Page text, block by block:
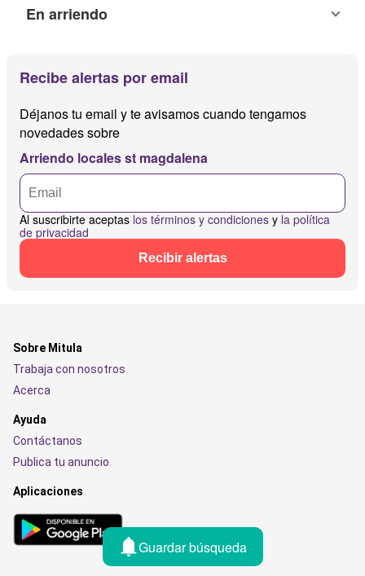
En arriendo
Recibe alertas por email
Déjanos tu email y te avisamos cuando tengamos
novedades sobre
Arriendo locales st magdalena
Al suscribirte aceptas los términos y condiciones y la política
de privacidad
Recibir alertas
Guardar búsqueda
Sobre Mitula
Trabaja con nosotros
Acerca
Ayuda
Contáctanos
Publica tu anuncio
Aplicaciones